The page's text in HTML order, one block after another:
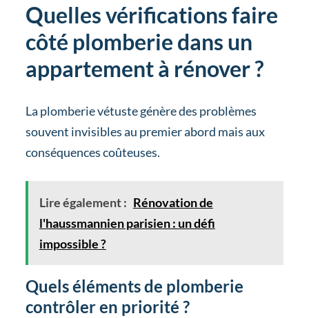
Quelles vérifications faire
côté plomberie dans un
appartement à rénover ?
La plomberie vétuste génère des problèmes
souvent invisibles au premier abord mais aux
conséquences coûteuses.
Lire également : Rénovation de
l'haussmannien parisien : un défi
impossible ?
Quels éléments de plomberie
contrôler en priorité ?